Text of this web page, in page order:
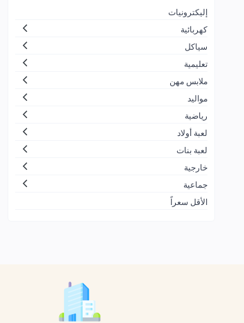
جزيرة المرح
الاسرار الجميلة بلايستيشن والعاب
اطفال
ضحكة لالعاب الأطفال
شركة مرن بلس التجارية
زمن الألعاب
شركة العاب السفير للتجارة
ألعاب القحطاني
شركة لعبتي الحديثة للألعاب
محترف العاب الكمبيوتر للتجارة
إليكترونيات
كهربائية
سياكل
تعليمية
ملابس مهن
مواليد
رياضية
لعبة أولاد
لعبة بنات
خارجية
جماعية
الأقل سعراً